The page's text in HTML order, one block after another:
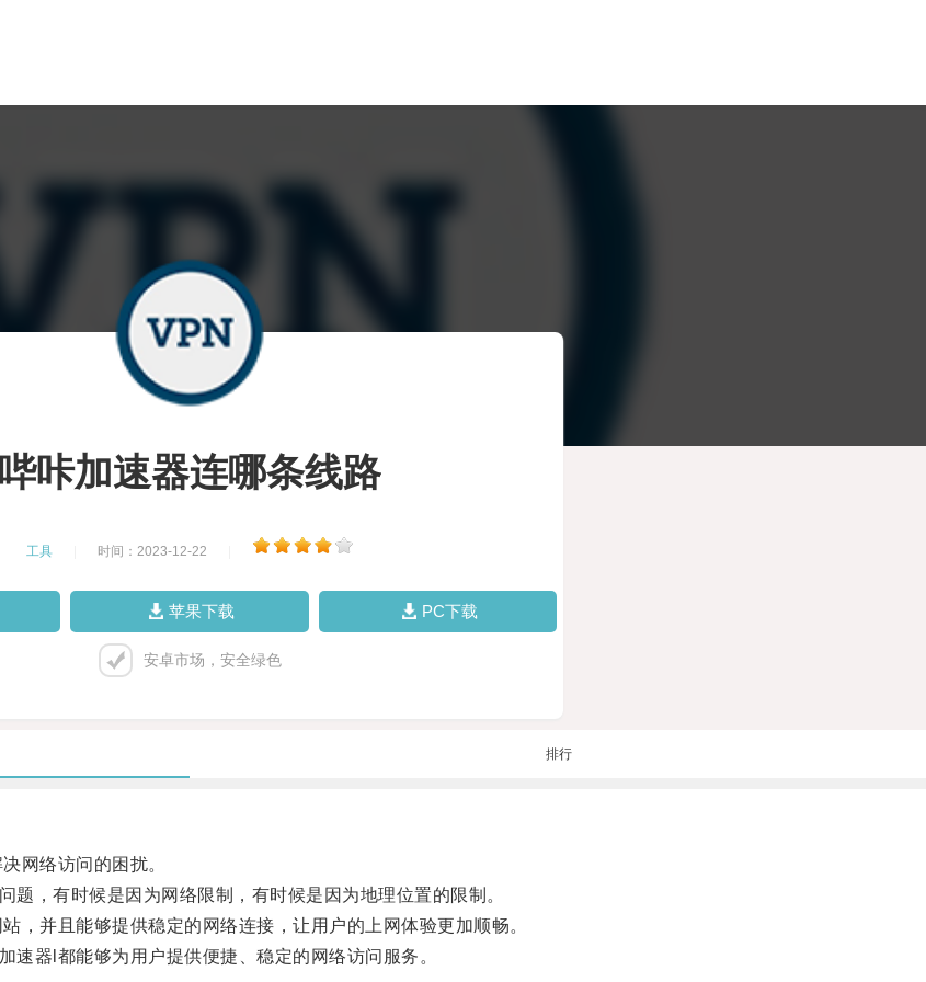
哔咔加速器连哪条线路
工具 时间：2023-12-22
苹果下载 PC下载
安卓市场，安全绿色
排行
网络访问的困扰。
，有时候是因为网络限制，有时候是因为地理位置的限制。
并且能够提供稳定的网络连接，让用户的上网体验更加顺畅。
器l都能够为用户提供便捷、稳定的网络访问服务。